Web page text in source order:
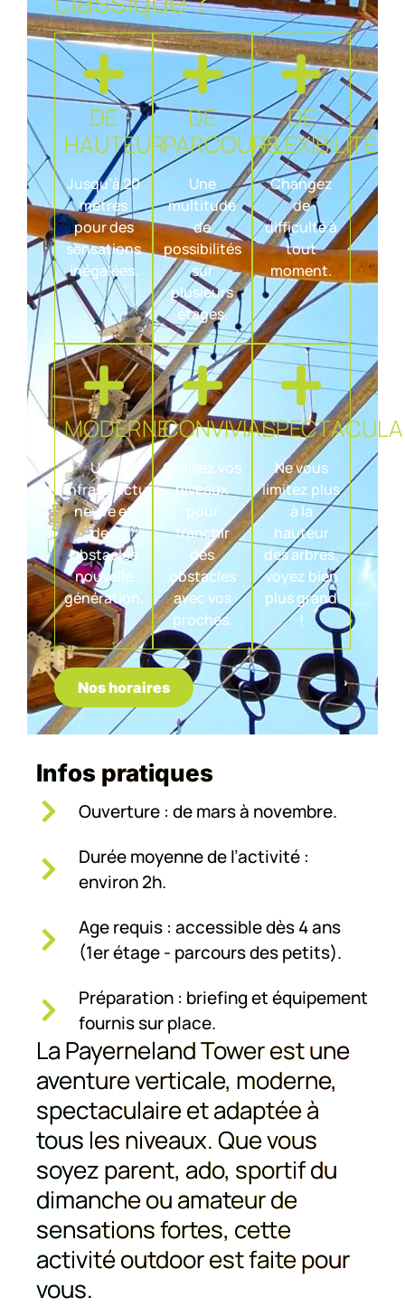
DE
HAUTEUR
Jusqu’à 20
mètres
pour des
sensations
inégalées.
DE
PARCOURS
Une
multitude
de
possibilités
sur
plusieurs
étages.
DE
FLEXIBILITE
Changez
de
difficulté à
tout
moment.
MODERNE
Une
infrastructure
neuve et
des
obstacles
nouvelle
génération.
CONVIVIAL
Croisez vos
niveaux
pour
franchir
des
obstacles
avec vos
proches.
Ne vous
limitez plus
à la
hauteur
des arbres,
voyez bien
plus grand
!
Nos horaires
Infos pratiques
Ouverture : de mars à novembre.
Durée moyenne de l’activité :
environ 2h.
Age requis : accessible dès 4 ans
(1er étage - parcours des petits).
Préparation : briefing et équipement
fournis sur place.
La Payerneland Tower est une
aventure verticale, moderne,
spectaculaire et adaptée à
tous les niveaux. Que vous
soyez parent, ado, sportif du
dimanche ou amateur de
sensations fortes, cette
activité outdoor est faite pour
vous.